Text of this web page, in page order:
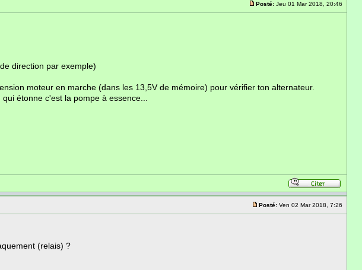
Posté: Jeu 01 Mar 2018, 20:46
direction par exemple)
moteur en marche (dans les 13,5V de mémoire) pour vérifier ton alternateur.
étonne c'est la pompe à essence...
Posté: Ven 02 Mar 2018, 7:26
(relais) ?